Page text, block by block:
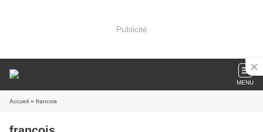
Publicité
MENU
Accueil » francois